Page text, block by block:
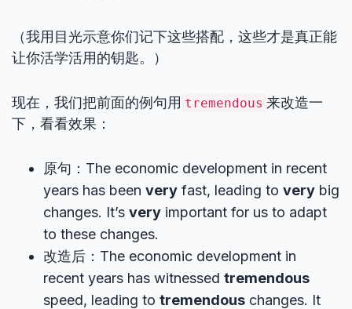
（我用目光示意你们记下这些搭配，这些才是真正能
让你活学活用的钥匙。）
现在，我们把前面的例句用 tremendous 来改造一
下，看看效果：
原句：The economic development in recent
years has been very fast, leading to very big
changes. It’s very important for us to adapt
to these changes.
改造后：The economic development in
recent years has witnessed tremendous
speed, leading to tremendous changes. It